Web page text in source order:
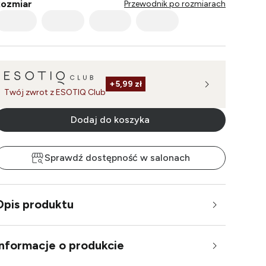
Przewodnik po rozmiarach
Twój zwrot z ESOTIQ Club
+5,99 zł
Dodaj do koszyka
Sprawdź dostępność w salonach
produktu
o produkcie